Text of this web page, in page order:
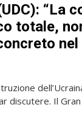
“La
totale,
discutere. Il